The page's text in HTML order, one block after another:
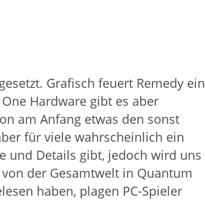
Grafisch feuert Remedy ein
Hardware gibt es aber
am Anfang etwas den sonst
für viele wahrscheinlich ein
und Details gibt, jedoch wird uns
der Gesamtwelt in Quantum
haben, plagen PC-Spieler